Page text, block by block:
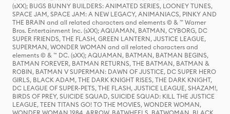
(sXX); BUGS BUNNY BUILDERS: ANIMATED SERIES, LOONEY TUNES,
SPACE JAM, SPACE JAM: A NEW LEGACY, ANIMANIACS, PINKY AND
THE BRAIN and all related characters and elements © & ™ Warner
Bros. Entertainment Inc. (sXX); AQUAMAN, BATMAN, CYBORG, DC
SUPER FRIENDS, THE FLASH, GREEN LANTERN, JUSTICE LEAGUE,
SUPERMAN, WONDER WOMAN and all related characters and
elements © & ™ DC. (sXX); AQUAMAN, BATMAN, BATMAN BEGINS,
BATMAN FOREVER, BATMAN RETURNS, THE BATMAN, BATMAN &
ROBIN, BATMAN V SUPERMAN: DAWN OF JUSTICE, DC SUPER HERO
GIRLS, BLACK ADAM, THE DARK KNIGHT RISES, THE DARK KNIGHT,
DC LEAGUE OF SUPER-PETS, THE FLASH, JUSTICE LEAGUE, SHAZAM!,
BIRDS OF PREY, SUICIDE SQUAD, SUICIDE SQUAD: KILL THE JUSTICE
LEAGUE, TEEN TITANS GO! TO THE MOVIES, WONDER WOMAN,